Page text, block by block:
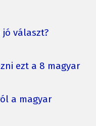
választ?
ezt a 8 magyar
a magyar